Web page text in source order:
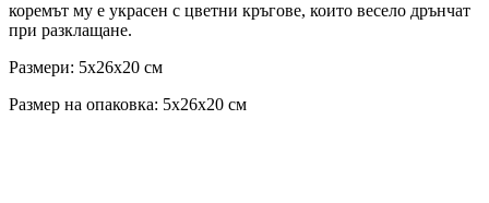
коремът му е украсен с цветни кръгове, които весело дрънчат
при разклащане.
Размери: 5x26x20 см
Размер на опаковка: 5x26x20 см